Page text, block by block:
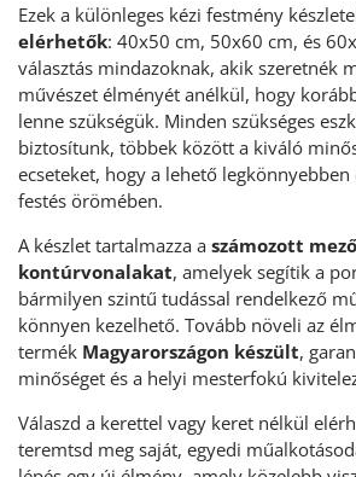
Ezek a különleges kézi festmény
elérhetők: 40x50 cm, 50x60 cm, és
választás mindazoknak, akik szeretnék
művészet élményét anélkül, hogy
lenne szükségük. Minden szükséges
biztosítunk, többek között a kiváló
ecseteket, hogy a lehető
festés örömében.
A készlet tartalmazza a számozott
kontúrvonalakat, amelyek segítik a
bármilyen szintű tudással rendelkező
könnyen kezelhető. Tovább növeli az
termék Magyarországon készült,
minőséget és a helyi mesterfokú
Válaszd a kerettel vagy keret nélkül
teremtsd meg saját, egyedi